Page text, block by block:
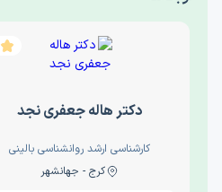
دکتر هاله جعفری نجد
کارشناسی ارشد روانشناسی بالینی
کرج - جهانشهر